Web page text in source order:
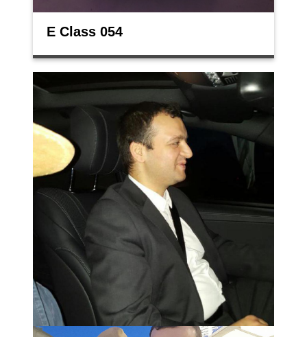
E Class 054